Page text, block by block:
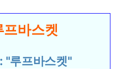
프바스켓
"루프바스켓"